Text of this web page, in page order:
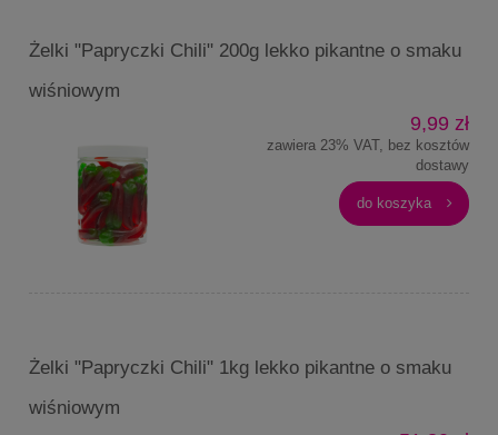
Żelki "Papryczki Chili" 200g lekko pikantne o smaku
wiśniowym
9,99 zł
zawiera 23% VAT, bez kosztów
dostawy
do koszyka
Żelki "Papryczki Chili" 1kg lekko pikantne o smaku
wiśniowym